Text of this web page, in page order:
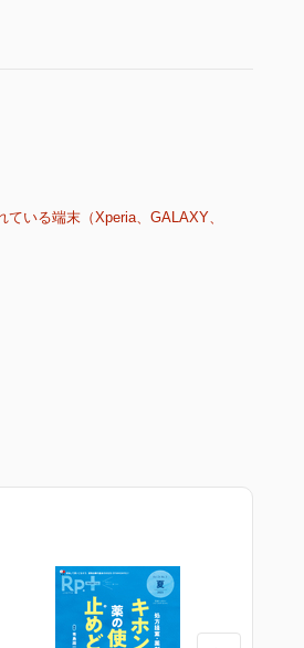
いる端末（Xperia、GALAXY、